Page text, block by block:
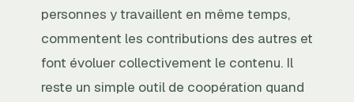
personnes y travaillent en même temps,
commentent les contributions des autres et
font évoluer collectivement le contenu. Il
reste un simple outil de coopération quand